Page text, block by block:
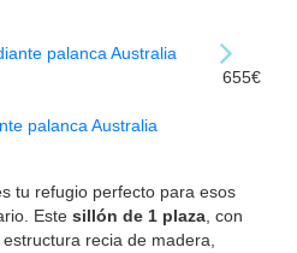
655€
palanca Australia
tu refugio perfecto para esos
Este sillón de 1 plaza , con
recia de madera,